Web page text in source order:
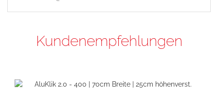
Kundenempfehlungen